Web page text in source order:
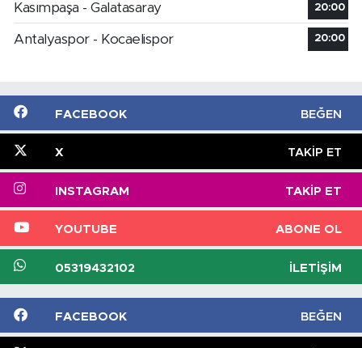
Kasımpaşa - Galatasaray 20:00
Antalyaspor - Kocaelispor 20:00
FACEBOOK BEĞEN
X TAKIP ET
INSTAGRAM TAKIP ET
YOUTUBE ABONE OL
05319432102 İLETIŞIM
FACEBOOK BEĞEN